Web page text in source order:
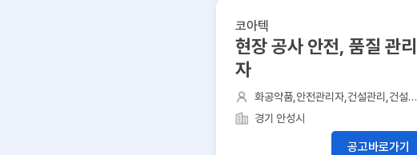
코아텍
현장 공사 안전, 품질 관리
자
화공약품,안전관리자,건설관리,건설노
무,건축설비
경기 안성시
공고바로가기